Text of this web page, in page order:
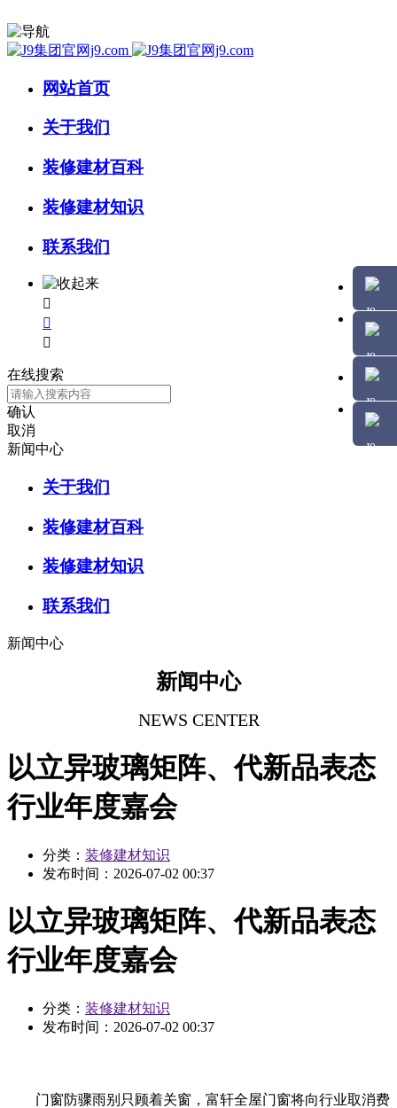
网站首页
关于我们
装修建材百科
装修建材知识
联系我们



在线搜索
确认
取消
新闻中心
关于我们
装修建材百科
装修建材知识
联系我们
新闻中心
新闻中心
NEWS CENTER
以立异玻璃矩阵、代新品表态
行业年度嘉会
分类： 装修建材知识
发布时间： 2026-07-02 00:37
以立异玻璃矩阵、代新品表态
行业年度嘉会
分类： 装修建材知识
发布时间： 2026-07-02 00:37
门窗防骤雨别只顾着关窗，富轩全屋门窗将向行业取消费